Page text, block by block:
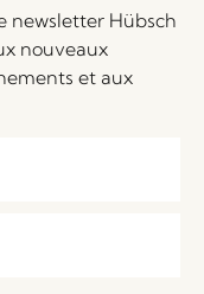
newsletter Hübsch
nouveaux
et aux